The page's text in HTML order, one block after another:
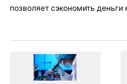
позволяет сэкономить деньги